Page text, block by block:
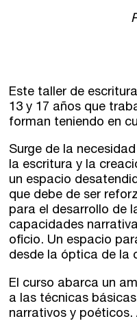
Madrid
Barcelona
Sevilla
Valencia
Murcia
Presenciales en
En directo a
Talleres de
Talleres
Talleres por
Talleres online
Intensivos de
El taller de escritura
Este taller de
13 y 17 años que
forman teniendo en
Surge de la
la escritura y la
un espacio
que debe de ser
para el desarrollo de
capacidades
oficio. Un espacio
desde la óptica de la
El curso abarca un
a las técnicas
narrativos y poéticos.